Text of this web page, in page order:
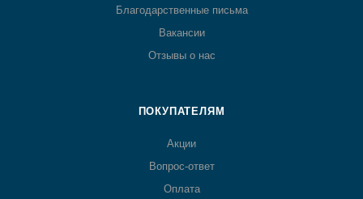
Благодарственные письма
Вакансии
Отзывы о нас
ПОКУПАТЕЛЯМ
Акции
Вопрос-ответ
Оплата